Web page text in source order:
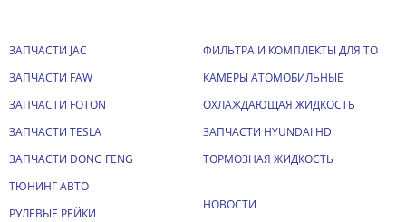
ЗАПЧАСТИ JAC
ЗАПЧАСТИ FAW
ЗАПЧАСТИ FOTON
ЗАПЧАСТИ TESLA
ЗАПЧАСТИ DONG FENG
ТЮНИНГ АВТО
РУЛЕВЫЕ РЕЙКИ
ФИЛЬТРА И КОМПЛЕКТЫ ДЛЯ ТО
КАМЕРЫ АТОМОБИЛЬНЫЕ
ОХЛАЖДАЮЩАЯ ЖИДКОСТЬ
ЗАПЧАСТИ HYUNDAI HD
ТОРМОЗНАЯ ЖИДКОСТЬ
НОВОСТИ